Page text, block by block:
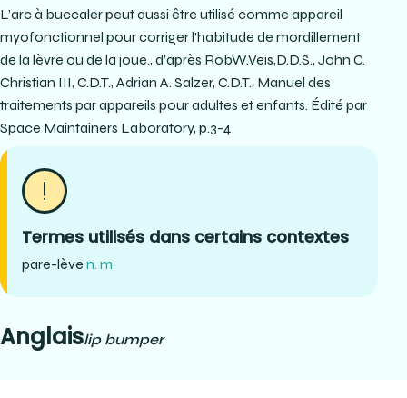
L’arc à buccaler peut aussi être utilisé comme appareil
myofonctionnel pour corriger l’habitude de mordillement
de la lèvre ou de la joue., d’après RobW.Veis,D.D.S., John C.
Christian III, C.D.T., Adrian A. Salzer, C.D.T., Manuel des
traitements par appareils pour adultes et enfants. Édité par
Space Maintainers Laboratory, p.3-4
Termes utilisés dans certains contextes
pare-lève n. m.
Anglaislip bumper